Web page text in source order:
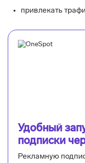
привлекать
Удобный
подписки
Рекламную